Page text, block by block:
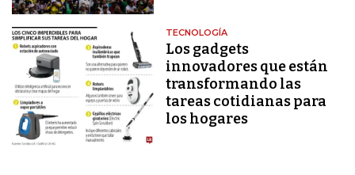
TECNOLOGÍA
Los gadgets
innovadores que están
transformando las
tareas cotidianas para
los hogares